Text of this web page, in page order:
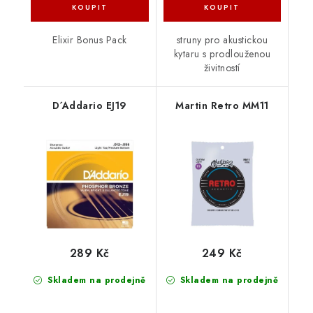
Elixir Bonus Pack
struny pro akustickou
kytaru s prodlouženou
živitností
D´Addario EJ19
Skladem na prodejně
289 Kč
Martin Retro MM11
Skladem na prodejně
249 Kč